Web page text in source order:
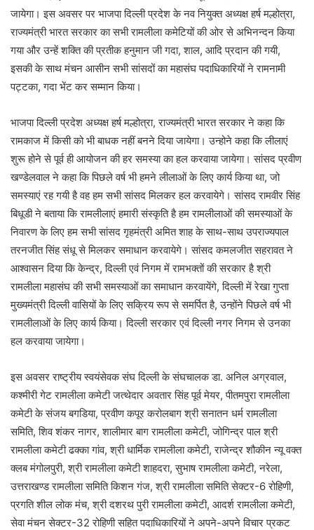
जायेगा। इस अवसर पर भाजपा दिल्ली प्रदेश के नव नियुक्त अध्यक्ष हर्ष मल्होत्रा,
राज्यमंत्री भारत सरकार का सभी रामलीला कमेटियों की ओर से अभिनन्दन किया
गया और उन्हें शक्ति की प्रतीक हनुमान जी गदा, शाल, आदि प्रदान की गयी,
इसकी के साथ मंचन आसीन सभी सांसदों का महासंघ पदाधिकारियों ने रामनामी
पट्टका, गदा भेंट कर सम्मान किया।
भाजपा दिल्ली प्रदेश अध्यक्ष हर्ष मल्होत्रा, राज्यमंत्री भारत सरकार ने कहा कि
रामकाज में किसी को भी बाधक नहीं बनने दिया जायेगा। उन्होने कहा कि लीलाएं
शुरू होने से पूर्व ही आयोजन की हर समस्या का हल करवाया जायेगा। सांसद प्रवीण
खण्डेलवाल ने कहा कि पिछले वर्ष भी हमने लीलाओं के लिए कार्य किया था, जो
समस्याएं रह गयी है वह हम सभी सांसद मिलकर हल करवायेगे। सांसद रामवीर सिंह
बिधूडी ने बताया कि रामलीलाएं हमारी संस्कृति है हम रामलीलाओं की समस्याओं के
निवारण के लिए हम सभी सांसद गृहमंत्री अमित शाह के साथ-साथ उपराज्यपाल
तरनजीत सिंह संधू से मिलकर समाधान करवायेगे। सांसद कमलजीत सहरावत ने
आश्वासन दिया कि केन्द्र, दिल्ली एवं निगम में रामभक्तों की सरकार है श्री
रामलीला महासंघ की सभी समस्याओं का समाधान करवायेंगे, दिल्ली में रेखा गुप्ता
मुख्यमंत्री दिल्ली वासियों के लिए सक्रिय रूप से समर्पित है, उन्होंने पिछले वर्ष भी
रामलीलाओं के लिए कार्य किया। दिल्ली सरकार एवं दिल्ली नगर निगम से उनका
हल करवाया जायेगा।
इस अवसर राष्ट्रीय स्वयंसेवक संघ दिल्ली के संघचालक डा. अनिल अग्रवाल,
कश्मीरी गेट रामलीला कमेटी जत्थेदार अवतार सिंह पूर्व मेयर, पीतमपुरा रामलीला
कमेटी के संजय बगडिया, प्रवीण कपूर करोलबाग श्री सनातन धर्म रामलीला
समिति, शिव शंकर नागर, शालीमार बाग रामलीला कमेटी, जोगिन्द्र पाल श्री
रामलीला कमेटी ढक्का गांव, श्री धार्मिक रामलीला कमेटी, राजेन्द्र शौकीन न्यू वक्त
क्लब मंगोलपुरी, श्री रामलीला कमेटी शाहदरा, सुभाष रामलीला कमेटी, नरेला,
उत्तराखण्ड रामलीला समिति किशन गंज, श्री रामलीला समिति सेक्टर-6 रोहिणी,
प्रगति शील लोक मंच, श्री दशरथ पुरी रामलीला कमेटी, आदर्श रामलीला कमेटी,
सेवा मंचन सेक्टर-32 रोहिणी सहित पदाधिकारियों ने अपने-अपने विचार प्रकट